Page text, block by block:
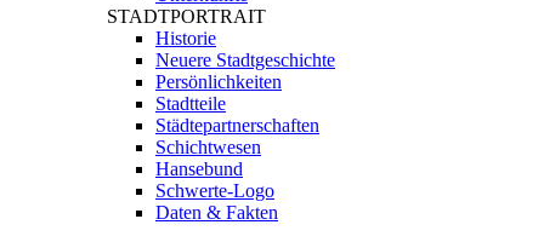
STADTPORTRAIT
Historie
Neuere Stadtgeschichte
Persönlichkeiten
Stadtteile
Städtepartnerschaften
Schichtwesen
Hansebund
Schwerte-Logo
Daten & Fakten